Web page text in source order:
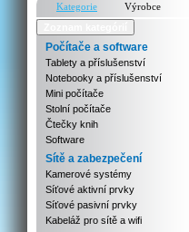
Kategorie
Výrobce
Počítače a software
Tablety a příslušenství
Notebooky a příslušenství
Mini počítače
Stolní počítače
Čtečky knih
Software
Sítě a zabezpečení
Kamerové systémy
Síťové aktivní prvky
Síťové pasivní prvky
Kabeláž pro sítě a wifi